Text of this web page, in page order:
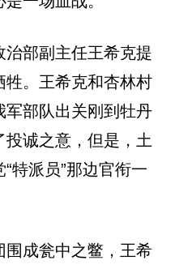
部副主任王希克提
牲。王希克和杏林村
军部队出关刚到牡丹
诚之意，但是，土
特派员”那边官衔一
围成瓮中之鳖，王希